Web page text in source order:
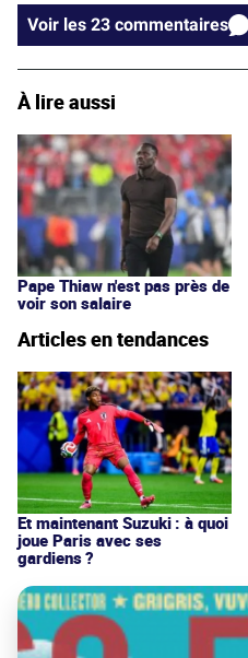
Voir les 23 commentaires
À lire aussi
Pape Thiaw n'est pas près de
voir son salaire
Articles en tendances
Et maintenant Suzuki : à quoi
joue Paris avec ses
gardiens ?